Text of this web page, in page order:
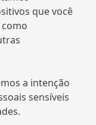
que você
a intenção
sensíveis